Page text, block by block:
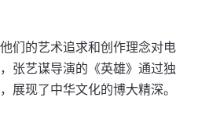
们的艺术追求和创作理念对电
张艺谋导演的《英雄》通过独
展现了中华文化的博大精深。